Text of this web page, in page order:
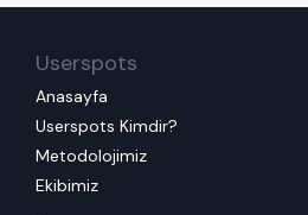
Userspots
Anasayfa
Userspots Kimdir?
Metodolojimiz
Ekibimiz